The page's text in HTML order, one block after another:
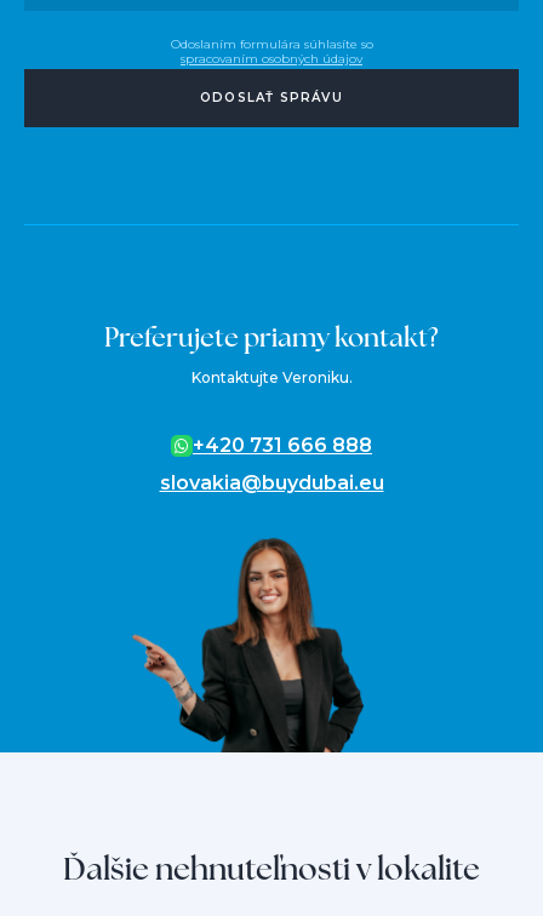
Odoslaním formulára súhlasíte so
spracovaním osobných údajov
ODOSLAŤ SPRÁVU
Preferujete priamy kontakt?
Kontaktujte Veroniku.
+420 731 666 888
slovakia@buydubai.eu
Ďalšie nehnuteľnosti v lokalite